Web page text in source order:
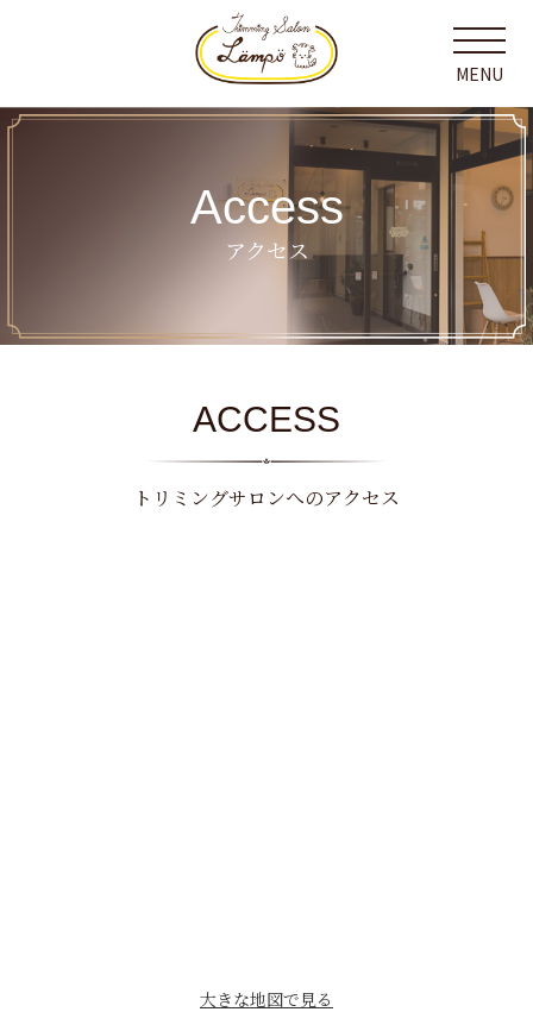
MENU
Access
アクセス
ACCESS
トリミングサロンへのアクセス
大きな地図で見る